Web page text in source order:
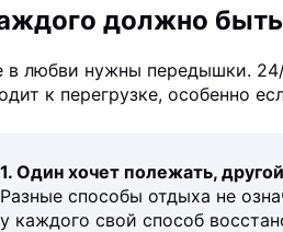
должно
любви нужны передышки. 24/
к перегрузке, особенно
1. Один хочет полежать,
Разные способы отдыха не
у каждого свой способ